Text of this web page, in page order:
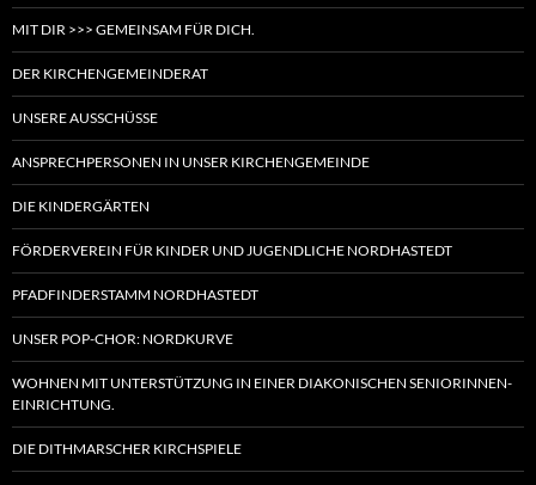
MIT DIR >>> GEMEINSAM FÜR DICH.
DER KIRCHENGEMEINDERAT
UNSERE AUSSCHÜSSE
ANSPRECHPERSONEN IN UNSER KIRCHENGEMEINDE
DIE KINDERGÄRTEN
FÖRDERVEREIN FÜR KINDER UND JUGENDLICHE NORDHASTEDT
PFADFINDERSTAMM NORDHASTEDT
UNSER POP-CHOR: NORDKURVE
WOHNEN MIT UNTERSTÜTZUNG IN EINER DIAKONISCHEN SENIORINNEN-
EINRICHTUNG.
DIE DITHMARSCHER KIRCHSPIELE